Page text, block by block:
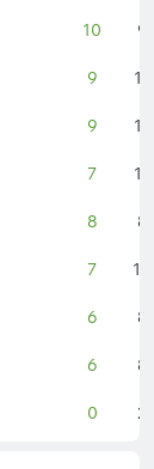
10 9
9 11
9 11
7 11
8 8
7 10
6 8
6 8
0 2